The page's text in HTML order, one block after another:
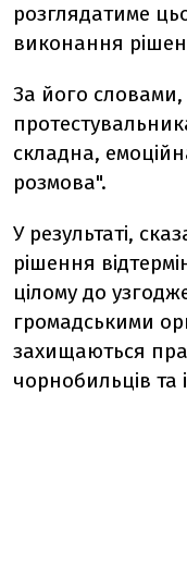
розглядатиме
виконання
За його словами,
складна,
розмова".
У результаті,
рішення
цілому до
громадськими
захищаються
чорнобильців та